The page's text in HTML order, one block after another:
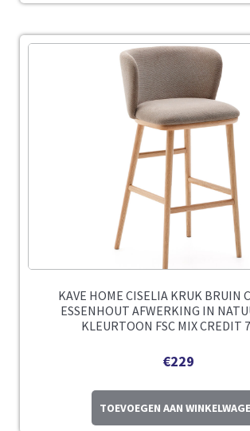
KAVE HOME CISELIA KRUK BRUIN
ESSENHOUT AFWERKING IN
KLEURTOON FSC MIX CREDIT
€229
TOEVOEGEN AAN